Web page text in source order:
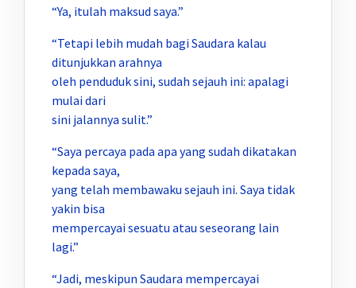
“Ya, itulah maksud saya.”
“Tetapi lebih mudah bagi Saudara kalau
ditunjukkan arahnya
oleh penduduk sini, sudah sejauh ini: apalagi
mulai dari
sini jalannya sulit.”
“Saya percaya pada apa yang sudah dikatakan
kepada saya,
yang telah membawaku sejauh ini. Saya tidak
yakin bisa
mempercayai sesuatu atau seseorang lain
lagi.”
“Jadi, meskipun Saudara mempercayai